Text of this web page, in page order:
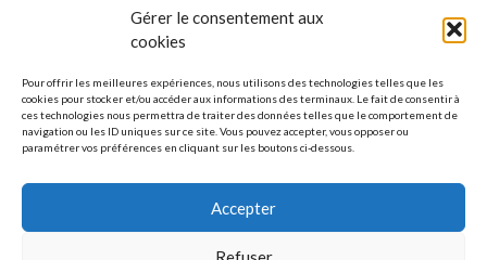
Gérer le consentement aux
cookies
Pour offrir les meilleures expériences, nous utilisons des technologies telles que les
cookies pour stocker et/ou accéder aux informations des terminaux. Le fait de consentir à
ces technologies nous permettra de traiter des données telles que le comportement de
navigation ou les ID uniques sur ce site. Vous pouvez accepter, vous opposer ou
paramétrer vos préférences en cliquant sur les boutons ci-dessous.
Accepter
L’incident d’Helsinki
la petite fasciste
Loch noir
Que s’obscurcissent le soleil et la lumière